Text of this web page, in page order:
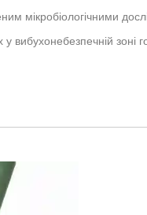
мікробіологічними
вибухонебезпечній зоні